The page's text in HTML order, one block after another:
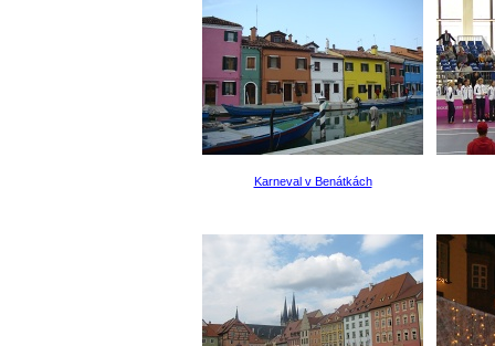
Karneval v Benátkách